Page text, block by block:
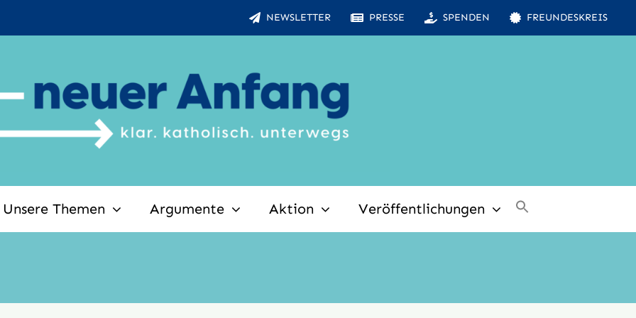
NEWSLETTER PRESSE SPENDEN FREUNDESKREIS
Unsere Themen Argumente Aktion Veröffentlichungen